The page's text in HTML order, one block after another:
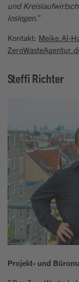
und
loslegen. "
Kontakt: Meike.Al-
Steffi Richter
Projekt- und